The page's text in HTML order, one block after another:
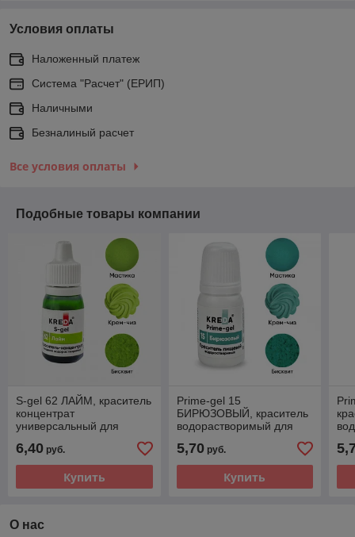
Условия оплаты
Наложенный платеж
Система "Расчет" (ЕРИП)
Наличными
Безналиный расчет
Все условия оплаты
Подобные товары компании
S-gel 62 ЛАЙМ, краситель
концентрат
универсальный для
KREDA
6,40 руб.
Купить
Prime-gel 15
БИРЮЗОВЫЙ, краситель
водорастворимый для
KREDA
5,70руб.
Купить
О нас